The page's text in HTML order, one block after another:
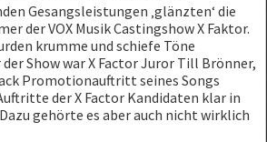
Gesangsleistungen ‚glänzten‘ die
der VOX Musik Castingshow X Faktor.
krumme und schiefe Töne
Show war X Factor Juror Till Brönner,
Promotionauftritt seines Songs
der X Factor Kandidaten klar in
gehörte es aber auch nicht wirklich